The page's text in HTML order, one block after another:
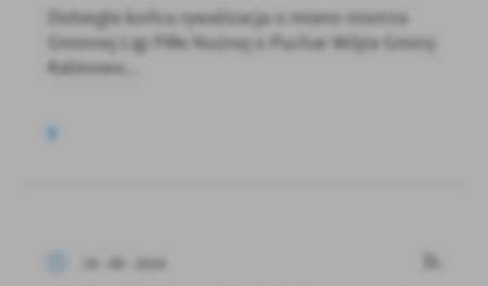
Dobiegła końca rywalizacja o miano mistrza
Gminnej Ligi Piłki Nożnej o Puchar Wójta Gminy
Kalinowo...
19 - 08 - 2024